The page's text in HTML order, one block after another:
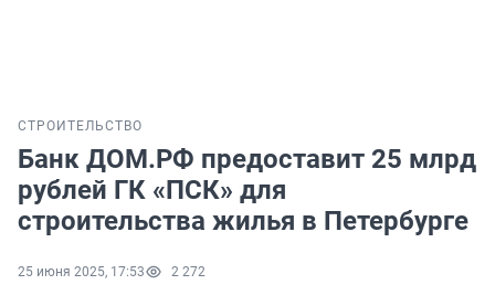
СТРОИТЕЛЬСТВО
Банк ДОМ.РФ предоставит 25 млрд
рублей ГК «ПСК» для
строительства жилья в Петербурге
25 июня 2025, 17:53 2 272